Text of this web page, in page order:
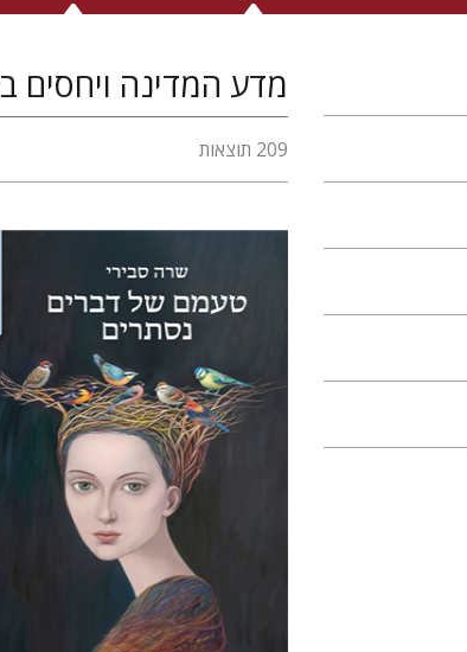
מדע המדינה ויחסים
209 תוצאות
שרה סבירי
הנחת אתר ספר מודפס
$35
$32